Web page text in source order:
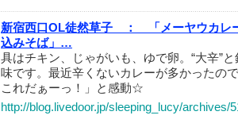
新宿西口OL徒然草子 ：
「メーヤウカ
込みそば」…
具はチキン、じゃがいも、ゆで卵。“大辛”
味です。最近辛くないカレーが多かったの
これだぁーっ！」と感動☆
http://blog.livedoor.jp/sleeping_lucy/archives/